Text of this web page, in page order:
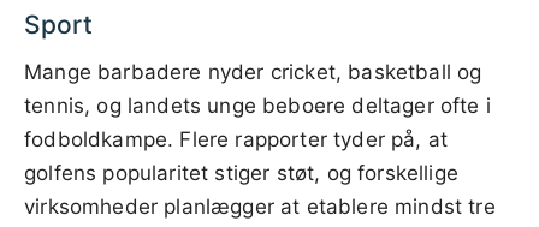
Sport
Mange barbadere nyder cricket, basketball og
tennis, og landets unge beboere deltager ofte i
fodboldkampe. Flere rapporter tyder på, at
golfens popularitet stiger støt, og forskellige
virksomheder planlægger at etablere mindst tre